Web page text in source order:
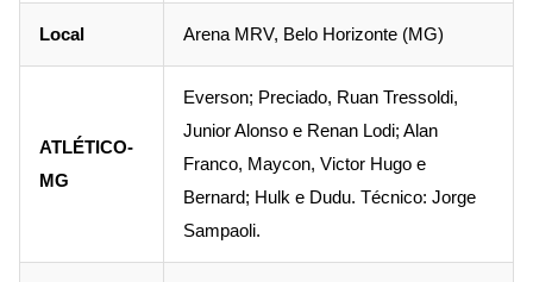
Local Arena MRV, Belo Horizonte (MG)
ATLÉTICO-
MG
Everson; Preciado, Ruan Tressoldi,
Junior Alonso e Renan Lodi; Alan
Franco, Maycon, Victor Hugo e
Bernard; Hulk e Dudu. Técnico: Jorge
Sampaoli.